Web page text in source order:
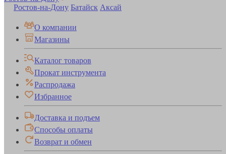
Ростов-на-Дону Батайск Аксай
О компании
Магазины
Каталог товаров
Прокат инструмента
Распродажа
Избранное
Доставка и подъем
Способы оплаты
Возврат и обмен